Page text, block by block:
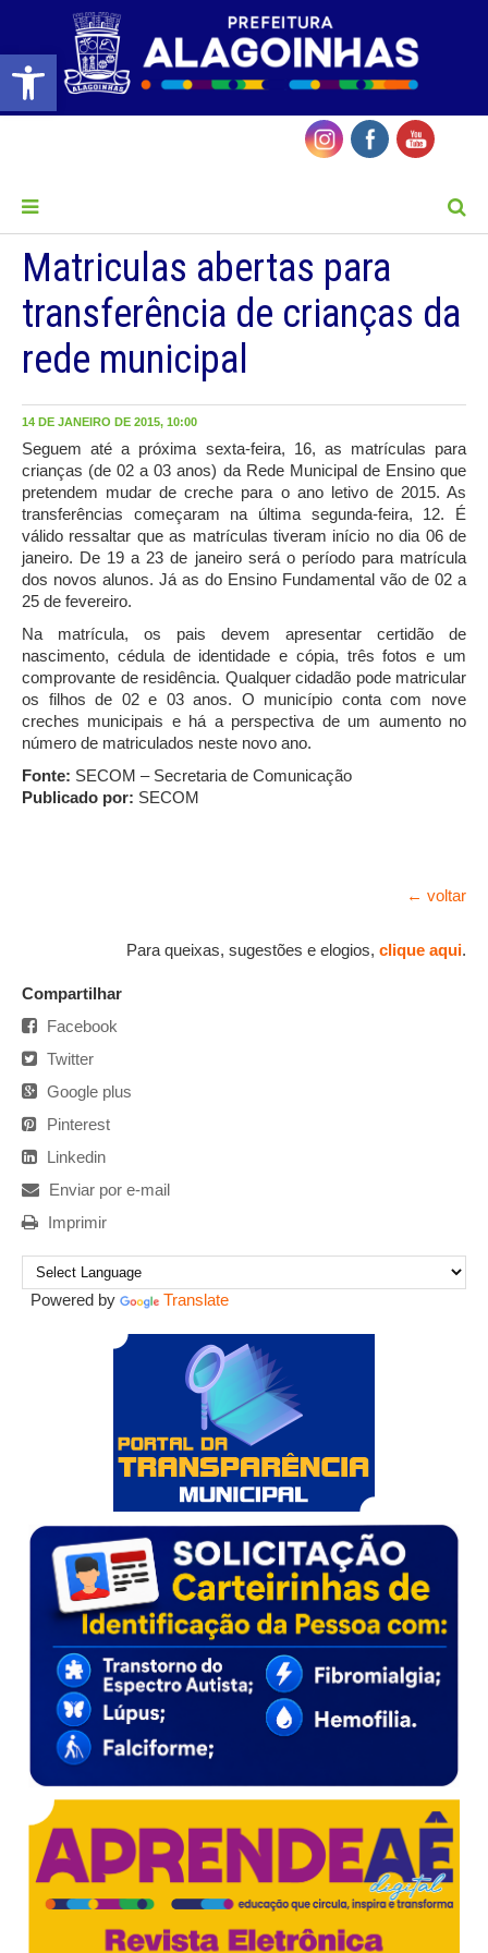
Barra de Ferramentas Aberta
Matriculas abertas para
transferência de crianças da
rede municipal
14 DE JANEIRO DE 2015, 10:00
Seguem até a próxima sexta-feira, 16, as matrículas para
crianças (de 02 a 03 anos) da Rede Municipal de Ensino que
pretendem mudar de creche para o ano letivo de 2015. As
transferências começaram na última segunda-feira, 12. É
válido ressaltar que as matrículas tiveram início no dia 06 de
janeiro. De 19 a 23 de janeiro será o período para matrícula
dos novos alunos. Já as do Ensino Fundamental vão de 02 a
25 de fevereiro.
Na matrícula, os pais devem apresentar certidão de
nascimento, cédula de identidade e cópia, três fotos e um
comprovante de residência. Qualquer cidadão pode matricular
os filhos de 02 e 03 anos. O município conta com nove
creches municipais e há a perspectiva de um aumento no
número de matriculados neste novo ano.
Fonte: SECOM – Secretaria de Comunicação
Publicado por: SECOM
← voltar
Para queixas, sugestões e elogios, clique aqui.
Compartilhar
Facebook
Twitter
Google plus
Pinterest
Linkedin
Enviar por e-mail
Imprimir
Powered by Translate